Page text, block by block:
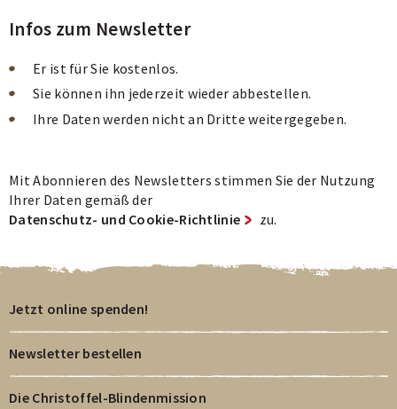
Infos zum Newsletter
Er ist für Sie kostenlos.
Sie können ihn jederzeit wieder abbestellen.
Ihre Daten werden nicht an Dritte weitergegeben.
Mit Abonnieren des Newsletters stimmen Sie der Nutzung
Ihrer Daten gemäß der
Datenschutz- und Cookie-Richtlinie
zu.
Jetzt online spenden!
Newsletter bestellen
Die Christoffel-Blindenmission